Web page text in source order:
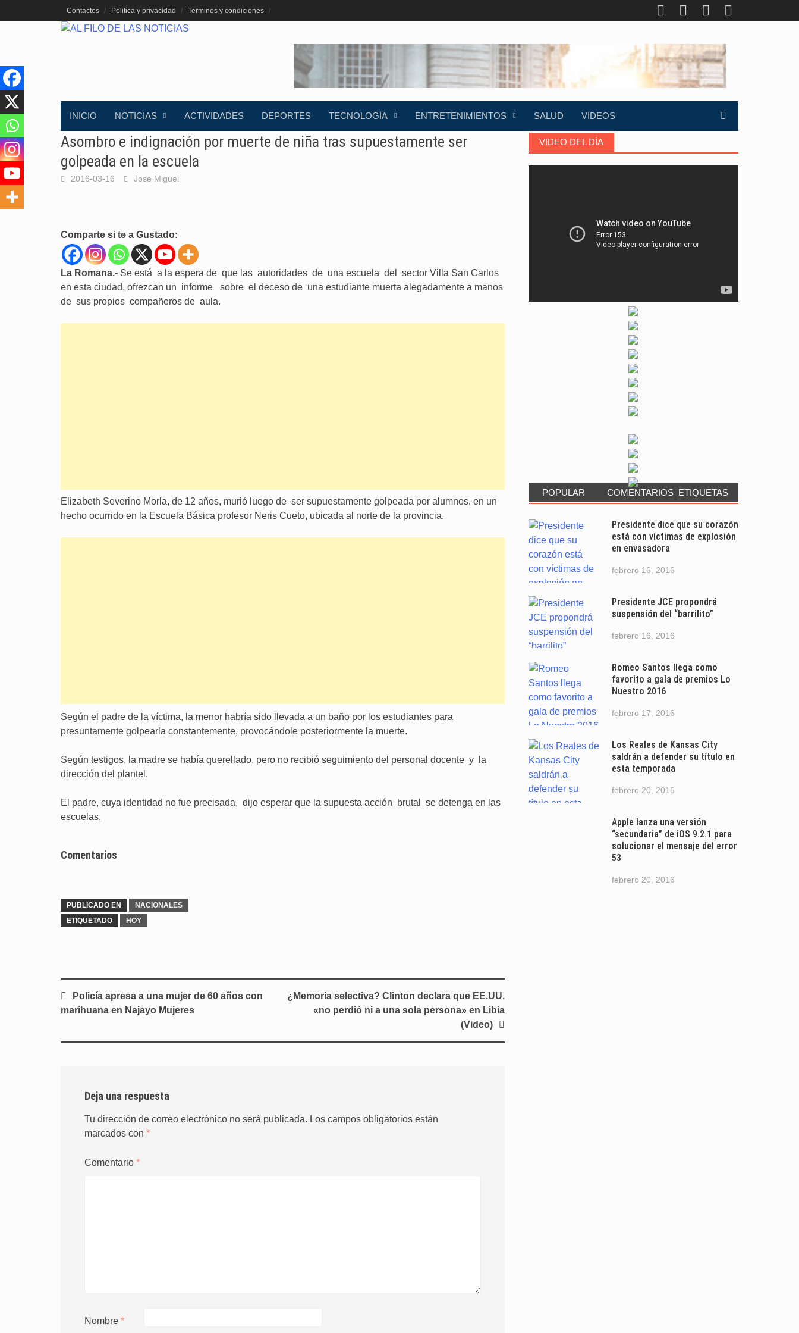
al
Contactos Politica y privacidad Terminos y condiciones
INICIO NOTICIAS ACTIVIDADES DEPORTES TECNOLOGÍA ENTRETENIMIENTOS SALUD VIDEOS
Asombro e indignación por muerte de niña tras supuestamente ser
golpeada en la escuela
2016-03-16 Jose Miguel
Comparte si te a Gustado:
La Romana.- Se está a la espera de que las autoridades de una escuela del sector Villa San Carlos
en esta ciudad, ofrezcan un informe sobre el deceso de una estudiante muerta alegadamente a manos
de sus propios compañeros de aula.
Elizabeth Severino Morla, de 12 años, murió luego de ser supuestamente golpeada por alumnos, en un
hecho ocurrido en la Escuela Básica profesor Neris Cueto, ubicada al norte de la provincia.
Según el padre de la víctima, la menor habría sido llevada a un baño por los estudiantes para
presuntamente golpearla constantemente, provocándole posteriormente la muerte.
Según testigos, la madre se había querellado, pero no recibió seguimiento del personal docente y la
dirección del plantel.
El padre, cuya identidad no fue precisada, dijo esperar que la supuesta acción brutal se detenga en las
escuelas.
Comentarios
PUBLICADO EN
NACIONALES
ETIQUETADO
HOY
Navegación
de
Policía apresa a una mujer de 60 años con
marihuana en Najayo Mujeres
¿Memoria selectiva? Clinton declara que EE.UU.
«no perdió ni a una sola persona» en Libia
(Video)
Deja una respuesta
Tu dirección de correo electrónico no será publicada. Los campos obligatorios están
marcados con *
Comentario *
Nombre *
VIDEO DEL DÍA
POPULAR COMENTARIOS ETIQUETAS
Presidente dice que su corazón
está con víctimas de explosión
en envasadora
febrero 16, 2016
Presidente JCE propondrá
suspensión del “barrilito”
febrero 16, 2016
Romeo Santos llega como
favorito a gala de premios Lo
Nuestro 2016
febrero 17, 2016
Los Reales de Kansas City
saldrán a defender su título en
esta temporada
febrero 20, 2016
Apple lanza una versión
“secundaria” de iOS 9.2.1 para
solucionar el mensaje del error
53
febrero 20, 2016